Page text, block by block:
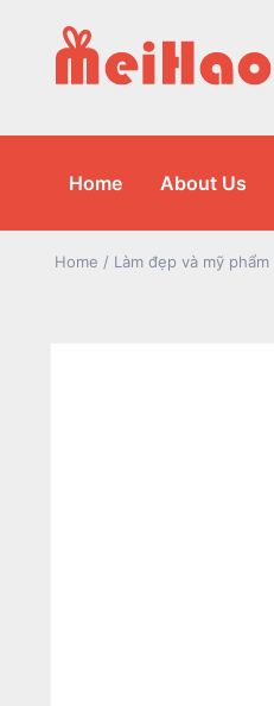
Home About Us
Home / Làm đẹp và mỹ phẩm